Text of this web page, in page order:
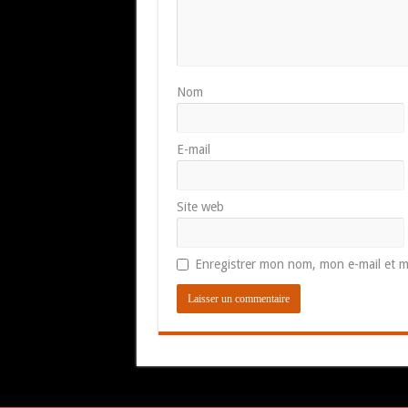
Nom
E-mail
Site web
Enregistrer mon nom, mon e-mail et